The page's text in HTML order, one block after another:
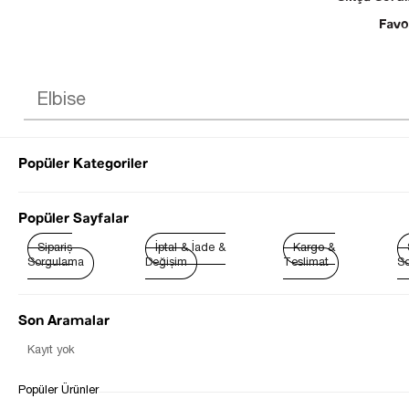
© 2025
Çok
Popüler Kategoriler
Popüler Sayfalar
Sipariş
Sorgulama
İptal & İade &
Değişim
Kargo &
Teslimat
Son Aramalar
Kayıt yok
Popüler Ürünler